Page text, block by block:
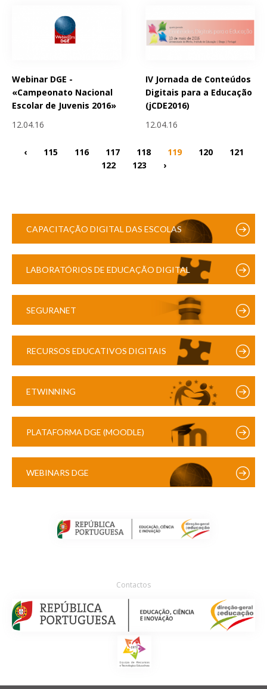
Webinar DGE -
«Campeonato Nacional
Escolar de Juvenis 2016»
12.04.16
IV Jornada de Conteúdos
Digitais para a Educação
(jCDE2016)
12.04.16
‹ 115 116 117 118 119 120
121
122
123 ›
CAPACITAÇÃO DIGITAL DAS ESCOLAS
LABORATÓRIOS DE EDUCAÇÃO DIGITAL
SEGURANET
RECURSOS EDUCATIVOS DIGITAIS
ETWINNING
PLATAFORMA DGE (MOODLE)
WEBINARS DGE
Contactos